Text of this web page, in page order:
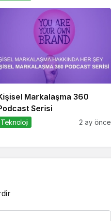
Markalaşma 360
Serisi
Teknoloji 2 ay önce